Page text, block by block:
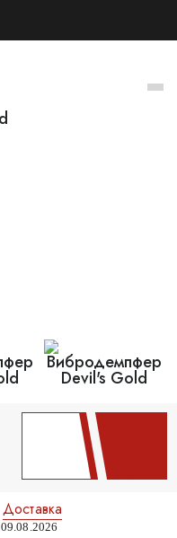
Доставка
09.08.2026